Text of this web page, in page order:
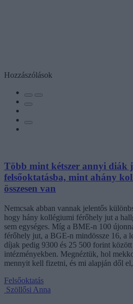
Hozzászólások
Több mint kétszer annyi diák
felsőoktatásba, mint ahány
összesen van
Nemcsak abban vannak jelentős
hogy hány kollégiumi férőhely jut a
sem egységes. Míg a BME-n 100
férőhely jut, a BGE-n mindössze 16, a
díjak pedig 9300 és 25 500 forint
intézményekben. Megnéztük, hol
mennyit kell fizetni, és mi alapján dől
Felsőoktatás
Szöllősi Anna